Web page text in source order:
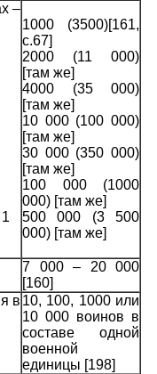
–
1000 (3500)[161,
с.67]
2000 (11 000)
[там же]
4000 (35 000)
[там же]
10 000 (100 000)
[там же]
30 000 (350 000)
[там же]
100 000 (1000
000) [там же]
500 000 (3 500
000) [там же]
7 000 – 20 000
[160]
в 10, 100, 1000 или
10 000 воинов в
составе одной
военной
единицы [198]